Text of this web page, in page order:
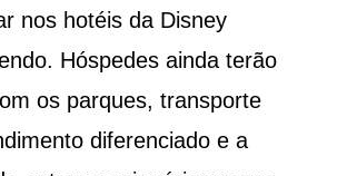
nos hotéis da Disney
Hóspedes ainda terão
os parques, transporte
diferenciado e a